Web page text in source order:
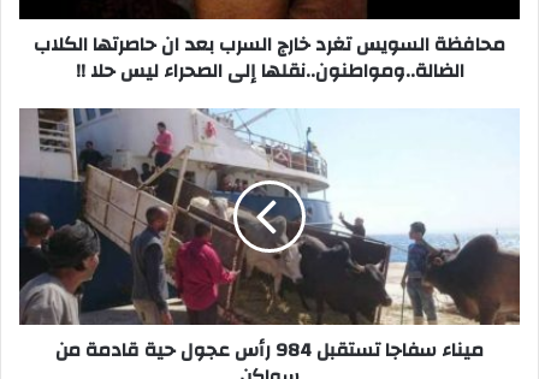
الكلاب
الضالة..ومواطنون..نقلها
ليس
محافظة السويس تغرد خارج السرب بعد ان حاصرتها الكلاب
الضالة..ومواطنون..نقلها إلى الصحراء ليس حلا !!
رأس
عجول
قادمة
من
سواكن
ميناء سفاجا تستقبل 984 رأس عجول حية قادمة من